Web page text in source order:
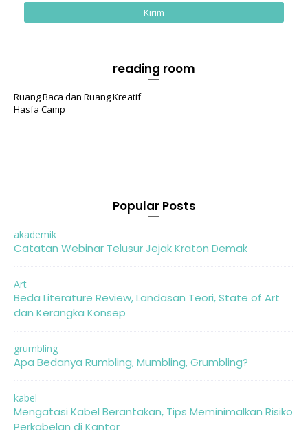
reading room
Ruang Baca dan Ruang Kreatif
Hasfa Camp
Popular Posts
akademik
Catatan Webinar Telusur Jejak Kraton Demak
Art
Beda Literature Review, Landasan Teori, State of Art
dan Kerangka Konsep
grumbling
Apa Bedanya Rumbling, Mumbling, Grumbling?
kabel
Mengatasi Kabel Berantakan, Tips Meminimalkan Risiko
Perkabelan di Kantor